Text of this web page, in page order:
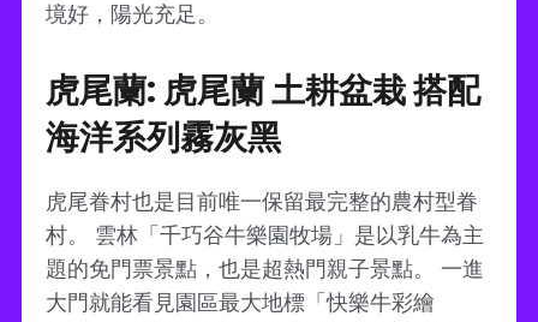
境好，陽光充足。
虎尾蘭: 虎尾蘭 土耕盆栽 搭配
海洋系列霧灰黑
虎尾眷村也是目前唯一保留最完整的農村型眷
村。 雲林「千巧谷牛樂園牧場」是以乳牛為主
題的免門票景點，也是超熱門親子景點。 一進
大門就能看見園區最大地標「快樂牛彩繪